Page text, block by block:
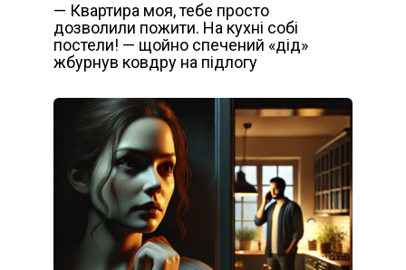
— Квартира моя, тебе просто
дозволили пожити. На кухні собі
постели! — щойно спечений «дід»
жбурнув ковдру на підлогу